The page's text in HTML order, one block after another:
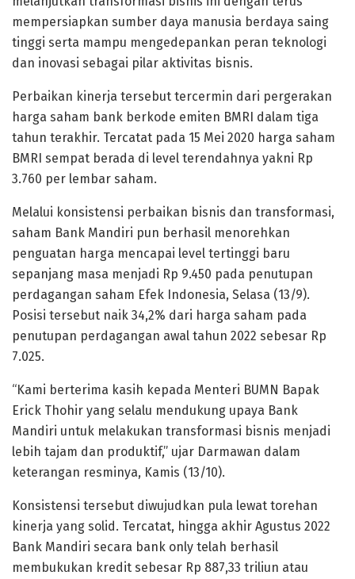
mempersiapkan sumber daya manusia berdaya saing
tinggi serta mampu mengedepankan peran teknologi
dan inovasi sebagai pilar aktivitas bisnis.
Perbaikan kinerja tersebut tercermin dari pergerakan
harga saham bank berkode emiten BMRI dalam tiga
tahun terakhir. Tercatat pada 15 Mei 2020 harga saham
BMRI sempat berada di level terendahnya yakni Rp
3.760 per lembar saham.
Melalui konsistensi perbaikan bisnis dan transformasi,
saham Bank Mandiri pun berhasil menorehkan
penguatan harga mencapai level tertinggi baru
sepanjang masa menjadi Rp 9.450 pada penutupan
perdagangan saham Efek Indonesia, Selasa (13/9).
Posisi tersebut naik 34,2% dari harga saham pada
penutupan perdagangan awal tahun 2022 sebesar Rp
7.025.
“Kami berterima kasih kepada Menteri BUMN Bapak
Erick Thohir yang selalu mendukung upaya Bank
Mandiri untuk melakukan transformasi bisnis menjadi
lebih tajam dan produktif,” ujar Darmawan dalam
keterangan resminya, Kamis (13/10).
Konsistensi tersebut diwujudkan pula lewat torehan
kinerja yang solid. Tercatat, hingga akhir Agustus 2022
Bank Mandiri secara bank only telah berhasil
membukukan kredit sebesar Rp 887,33 triliun atau